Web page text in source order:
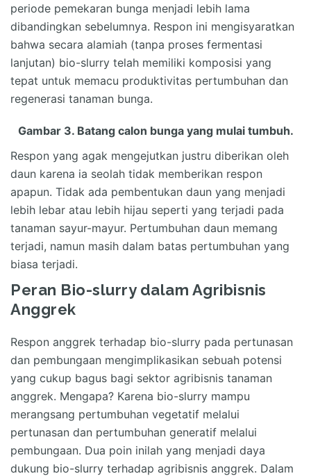
periode pemekaran bunga menjadi lebih lama
dibandingkan sebelumnya. Respon ini mengisyaratkan
bahwa secara alamiah (tanpa proses fermentasi
lanjutan) bio-slurry telah memiliki komposisi yang
tepat untuk memacu produktivitas pertumbuhan dan
regenerasi tanaman bunga.
Gambar 3. Batang calon bunga yang mulai tumbuh.
Respon yang agak mengejutkan justru diberikan oleh
daun karena ia seolah tidak memberikan respon
apapun. Tidak ada pembentukan daun yang menjadi
lebih lebar atau lebih hijau seperti yang terjadi pada
tanaman sayur-mayur. Pertumbuhan daun memang
terjadi, namun masih dalam batas pertumbuhan yang
biasa terjadi.
Peran Bio-slurry dalam Agribisnis
Anggrek
Respon anggrek terhadap bio-slurry pada pertunasan
dan pembungaan mengimplikasikan sebuah potensi
yang cukup bagus bagi sektor agribisnis tanaman
anggrek. Mengapa? Karena bio-slurry mampu
merangsang pertumbuhan vegetatif melalui
pertunasan dan pertumbuhan generatif melalui
pembungaan. Dua poin inilah yang menjadi daya
dukung bio-slurry terhadap agribisnis anggrek. Dalam